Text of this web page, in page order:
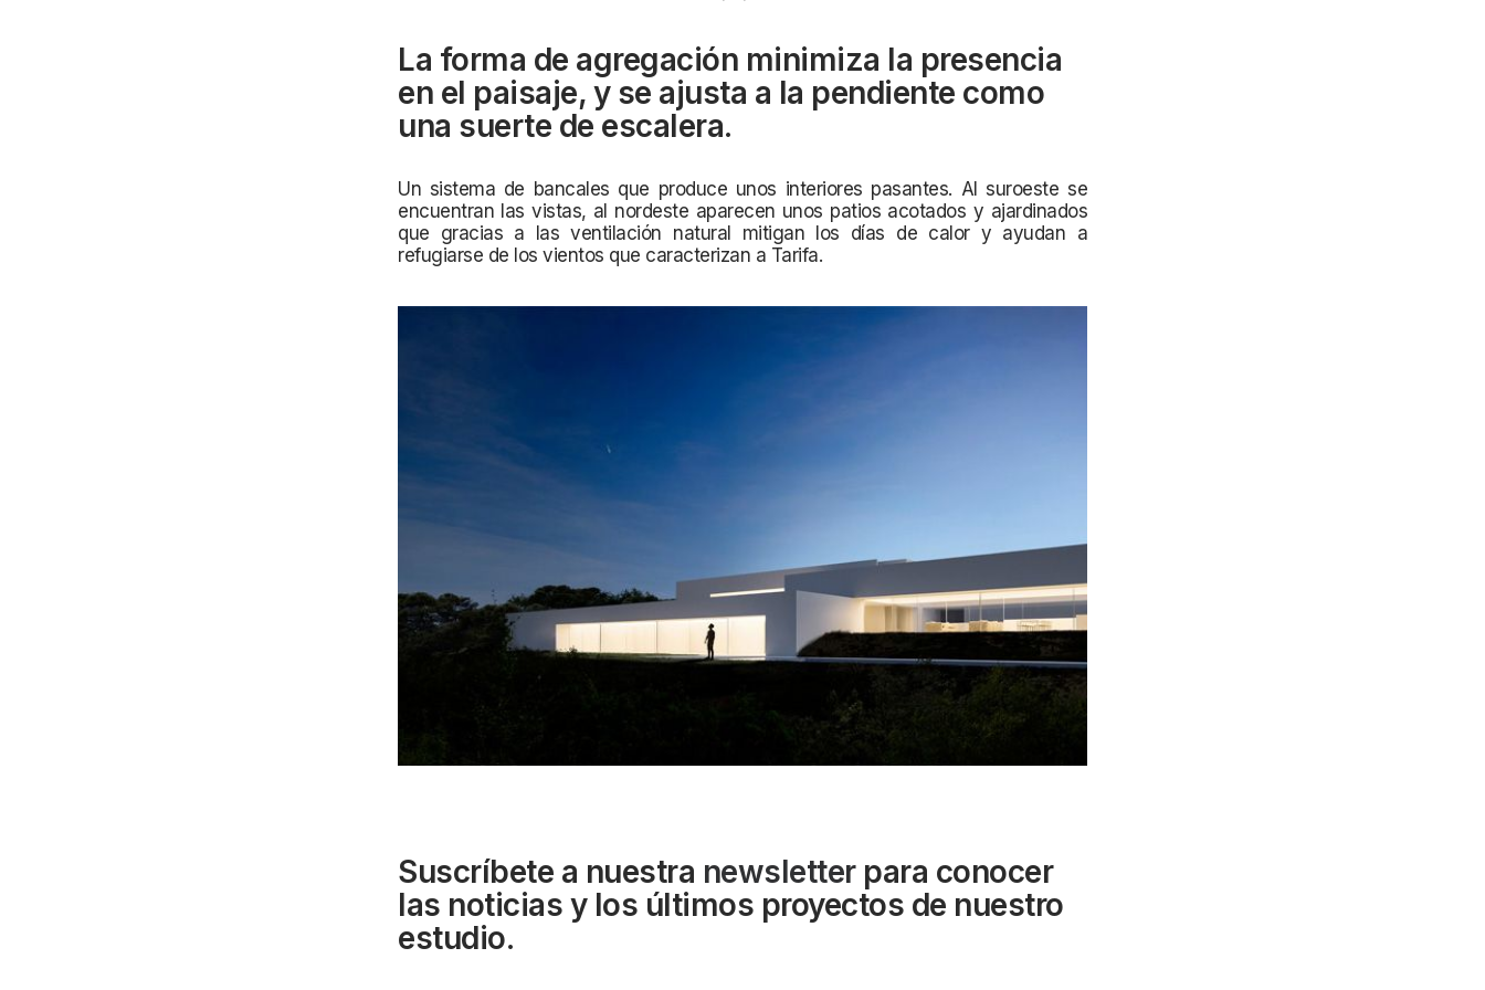
La forma de agregación minimiza la presencia
en el paisaje, y se ajusta a la pendiente como
una suerte de escalera.
Un sistema de bancales que produce unos interiores pasantes. Al suroeste se
encuentran las vistas, al nordeste aparecen unos patios acotados y ajardinados
que gracias a las ventilación natural mitigan los días de calor y ayudan a
refugiarse de los vientos que caracterizan a Tarifa.
Suscríbete a nuestra newsletterpara conocer
las noticias y los últimos proyectos de nuestro
estudio.